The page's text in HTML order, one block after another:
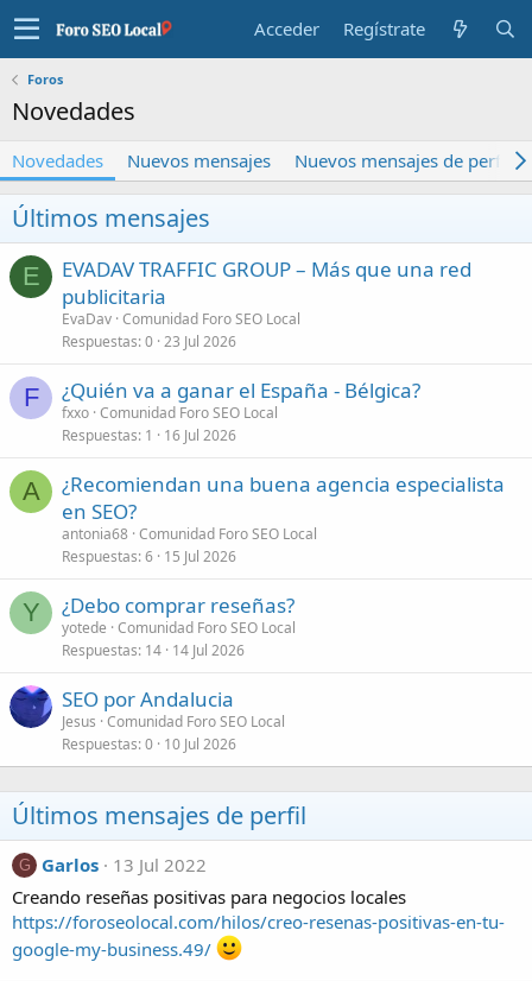
Acceder Regístrate
Foros
Novedades
Novedades Nuevos mensajes Nuevos mensajes de perfil
Últimos mensajes
E
EVADAV TRAFFIC GROUP – Más que una red
publicitaria
EvaDav Comunidad Foro SEO Local
Respuestas 0 23 Jul 2026
F ¿Quién va a ganar el España - Bélgica?
fxxo Comunidad Foro SEO Local
Respuestas 1 16 Jul 2026
A
¿Recomiendan una buena agencia especialista
en SEO?
antonia68 Comunidad Foro SEO Local
Respuestas 6 15 Jul 2026
Y ¿Debo comprar reseñas?
yotede Comunidad Foro SEO Local
Respuestas 14 14 Jul 2026
SEO por Andalucia
Jesus Comunidad Foro SEO Local
Respuestas 0 10 Jul 2026
Últimos mensajes de perfil
G Garlos
13 Jul 2022
Creando reseñas positivas para negocios locales
https://foroseolocal.com/hilos/creo-resenas-positivas-en-tu-
google-my-business.49/